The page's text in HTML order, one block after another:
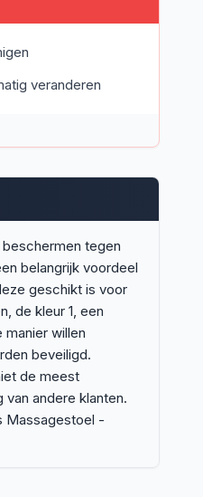
veranderen
tegen
belangrijk voordeel
geschikt is voor
de kleur 1, een
willen
beveiligd.
de meest
andere klanten.
Massagestoel -